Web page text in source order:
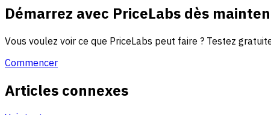
Démarrez avec PriceLabs dès
Vous voulez voir ce que PriceLabs peut faire ? Testez
Commencer
Articles connexes